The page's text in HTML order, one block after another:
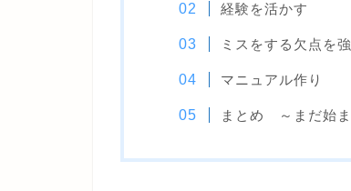
経験を活かす
ミスをする欠点を
マニュアル作り
まとめ ～まだ始